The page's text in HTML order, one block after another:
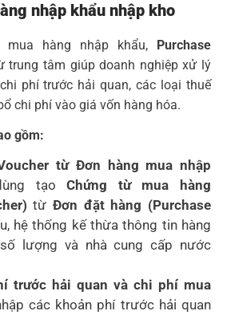
nhập khẩu nhập kho
hàng nhập khẩu,
Purchase
trung tâm giúp doanh nghiệp xử lý
phí trước hải quan, các loại thuế
chi phí vào giá vốn hàng hóa.
gồm:
từ Đơn hàng mua nhập
tạoChứng từ mua hàng
từĐơn đặt hàng (Purchase
hệ thống kế thừa thông tin hàng
lượng và nhà cung cấp nước
trước hải quan và chi phí mua
các khoản phí trước hải quan